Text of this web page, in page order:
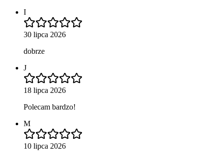
I
30 lipca 2026
dobrze
J
18 lipca 2026
Polecam bardzo!
M
10 lipca 2026